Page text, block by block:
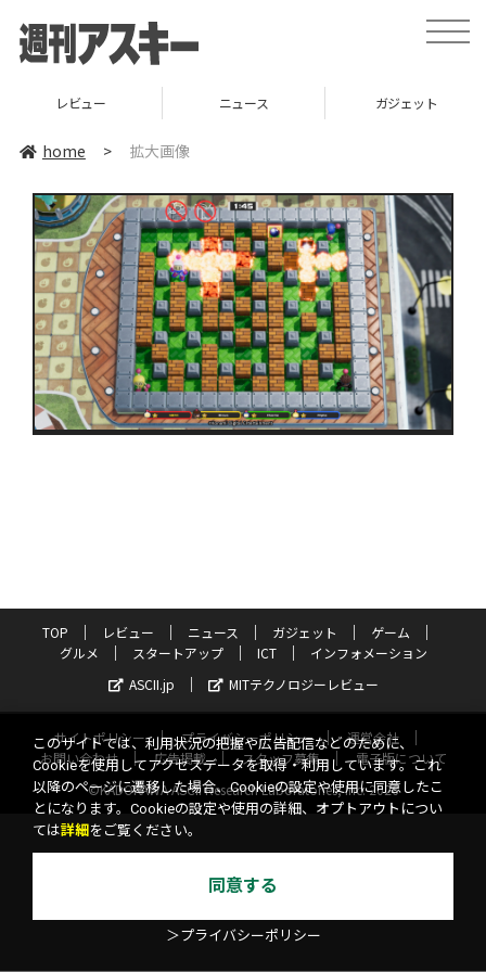
toggle
レビュー ニュース ガジェット
home > 拡大画像
TOP レビュー ニュース ガジェット
ゲーム
グルメ
スタートアップ ICT
インフォメーション
ASCII.jp
MITテクノロジーレビュー
サイトポリシー プライバシーポリシー
運営会社
お問い合わせ
広告掲載 スタッフ募集
電子版について
©KADOKAWA ASCII Research Laboratories, Inc. 2026
このサイトでは、利用状況の把握や広告配信などのために、
Cookieを使用してアクセスデータを取得・利用しています。これ
以降のページに遷移した場合、Cookieの設定や使用に同意したこ
とになります。Cookieの設定や使用の詳細、オプトアウトについ
ては詳細 をご覧ください。
同意する
＞プライバシーポリシー